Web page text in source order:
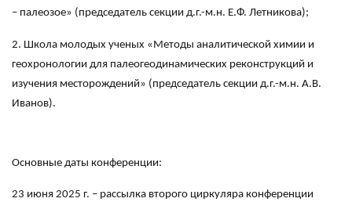
– палеозое» (председатель секции д.г.-м.н. Е.Ф. Летникова);
2. Школа молодых ученых «Методы аналитической химии и
геохронологии для палеогеодинамических реконструкций и
изучения месторождений» (председатель секции д.г.-м.н. А.В.
Иванов).
Основные даты конференции:
23 июня 2025 г. – рассылка второго циркуляра конференции